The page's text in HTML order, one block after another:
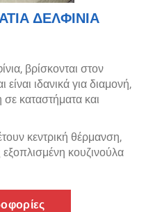
ΔΕΛΦΙΝΙΑ
βρίσκονται στον
ιδανικά για διαμονή,
καταστήματα και
κεντρική θέρμανση,
κουζινούλα